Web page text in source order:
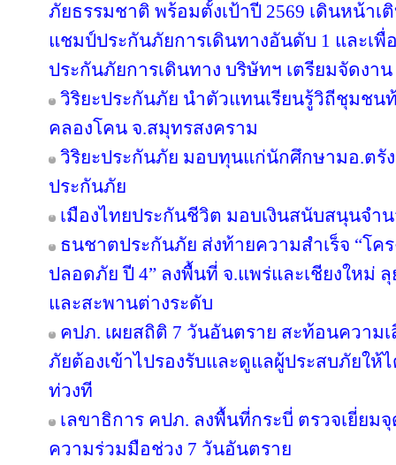
ภัยธรรมชาติ พร้อมตั้งเป้าปี 2569 เดินหน้าเ
แชมป์ประกันภัยการเดินทางอันดับ 1 และ
ประกันภัยการเดินทาง บริษัทฯ เตรียมจัดงาน
วิริยะประกันภัย นำตัวแทนเรียนรู้วิถีชุมชน
คลองโคน จ.สมุทรสงคราม
วิริยะประกันภัย มอบทุนแก่นักศึกษามอ.ตรั
ประกันภัย
เมืองไทยประกันชีวิต มอบเงินสนับสนุนจำน
ธนชาตประกันภัย ส่งท้ายความสำเร็จ “โค
ปลอดภัย ปี 4” ลงพื้นที่ จ.แพร่และเชียงใหม่
และสะพานต่างระดับ
คปภ. เผยสถิติ 7 วันอันตราย สะท้อนความ
ภัยต้องเข้าไปรองรับและดูแลผู้ประสบภัยให้
ท่วงที
เลขาธิการ คปภ. ลงพื้นที่กระบี่ ตรวจเยี่ย
ความร่วมมือช่วง 7 วันอันตราย